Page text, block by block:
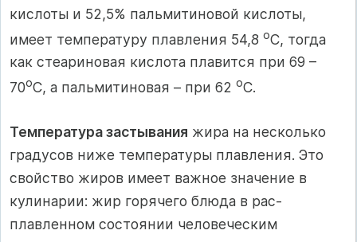
кислоты и 52,5% пальмитиновой кислоты,
имеет температуру плавления 54,8 оС, тогда
как стеариновая кислота плавится при 69 –
70оС, а пальмитиновая – при 62 оС.
Температура застывания жира на несколько
градусов ниже температуры плавления. Это
свойство жиров имеет важное значение в
кулинарии: жир горячего блюда в рас­
плавленном состоянии человеческим